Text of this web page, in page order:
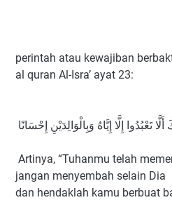
perintah atau kewajiban
al quran Al-Isra’ ayat 23:
تَعْبُدُوا إِلَّا إِيَّاهُ وَبِالْوَالِدَيْنِ إِحْسَانًا
Artinya, “Tuhanmu telah
jangan menyembah selain Dia
dan hendaklah kamu berbuat